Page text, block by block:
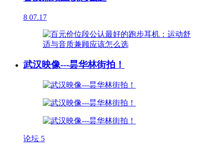
8 07.17
武汉映像---昙华林街拍！
论坛 5